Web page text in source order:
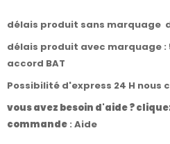
délais produit sans marquage
délais produit avec marquage :
accord BAT
Possibilité d'express 24 H nous
vous avez besoin d'aide ?
commande : Aide